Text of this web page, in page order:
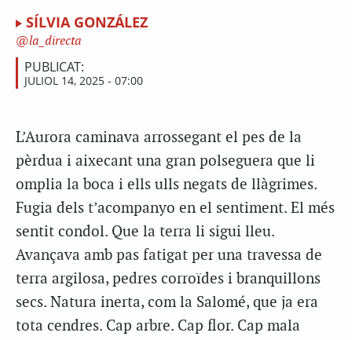
SÍLVIA GONZÁLEZ
la_directa
PUBLICAT:
JULIOL 14, 2025 - 07:00
L’Aurora caminava arrossegant el pes de la
pèrdua i aixecant una gran polseguera que li
omplia la boca i ells ulls negats de llàgrimes.
Fugia dels t’acompanyo en el sentiment. El més
sentit condol. Que la terra li sigui lleu.
Avançava amb pas fatigat per una travessa de
terra argilosa, pedres corroïdes i branquillons
secs. Natura inerta, com la Salomé, que ja era
tota cendres. Cap arbre. Cap flor. Cap mala